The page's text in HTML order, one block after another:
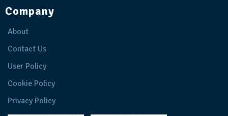
Company
About
Contact Us
User Policy
Cookie Policy
Privacy Policy